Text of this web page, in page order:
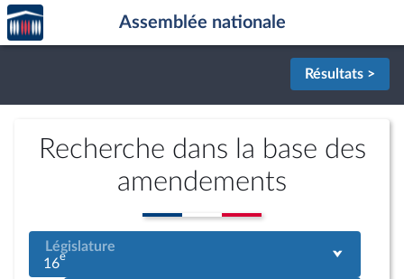
Aller au contenu
Aller en bas de la page
Accèder
à la
page
Assemblée nationale
Résultats >
Recherche dans la base des
amendements
Législature
16e